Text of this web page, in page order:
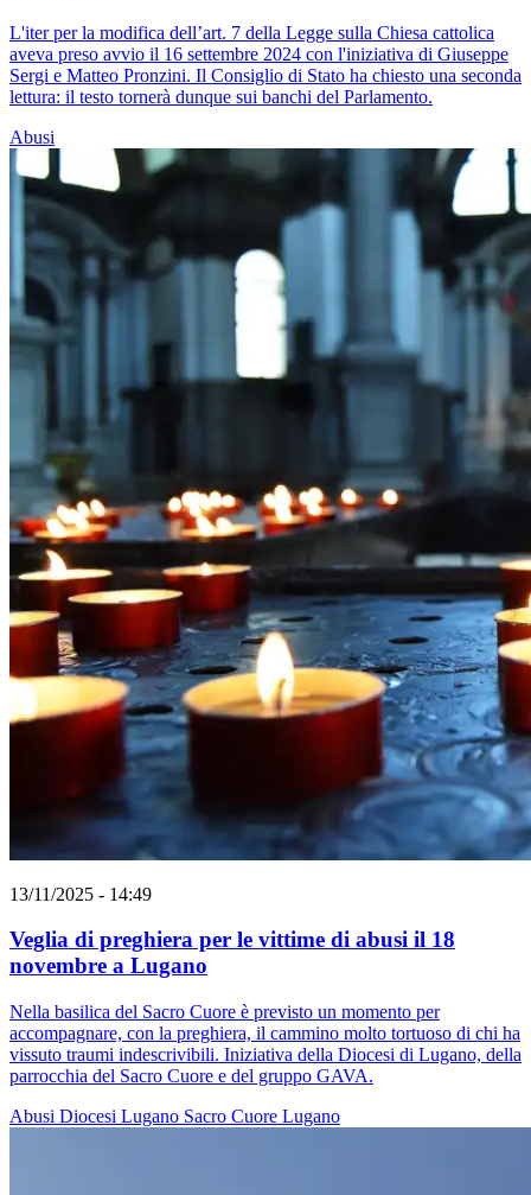
L'iter per la modifica dell’art. 7 della Legge sulla Chiesa cattolica
aveva preso avvio il 16 settembre 2024 con l'iniziativa di Giuseppe
Sergi e Matteo Pronzini. Il Consiglio di Stato ha chiesto una seconda
lettura: il testo tornerà dunque sui banchi del Parlamento.
Abusi
13/11/2025 - 14:49
Veglia di preghiera per le vittime di abusi il 18
novembre a Lugano
Nella basilica del Sacro Cuore è previsto un momento per
accompagnare, con la preghiera, il cammino molto tortuoso di chi ha
vissuto traumi indescrivibili. Iniziativa della Diocesi di Lugano, della
parrocchia del Sacro Cuore e del gruppo GAVA.
Abusi Diocesi Lugano Sacro Cuore Lugano